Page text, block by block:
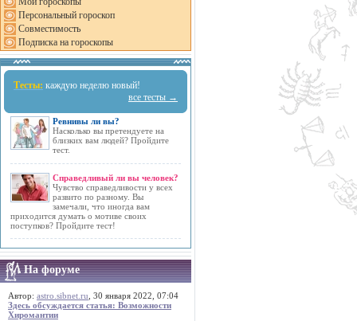
Персональный гороскоп
Совместимость
Подписка на гороскопы
Тесты: каждую неделю новый!
все тесты →
Ревнивы ли вы?
Насколько вы претендуете на
близких вам людей? Пройдите
тест.
Справедливый ли вы человек?
Чувство справедливости у всех
развито по разному. Вы
замечали, что иногда вам
приходится думать о мотиве своих
поступков? Пройдите тест!
На форуме
Автор: astro.sibnet.ru , 30 января 2022, 07:04
Здесь обсуждается статья: Возможности
Хиромантии